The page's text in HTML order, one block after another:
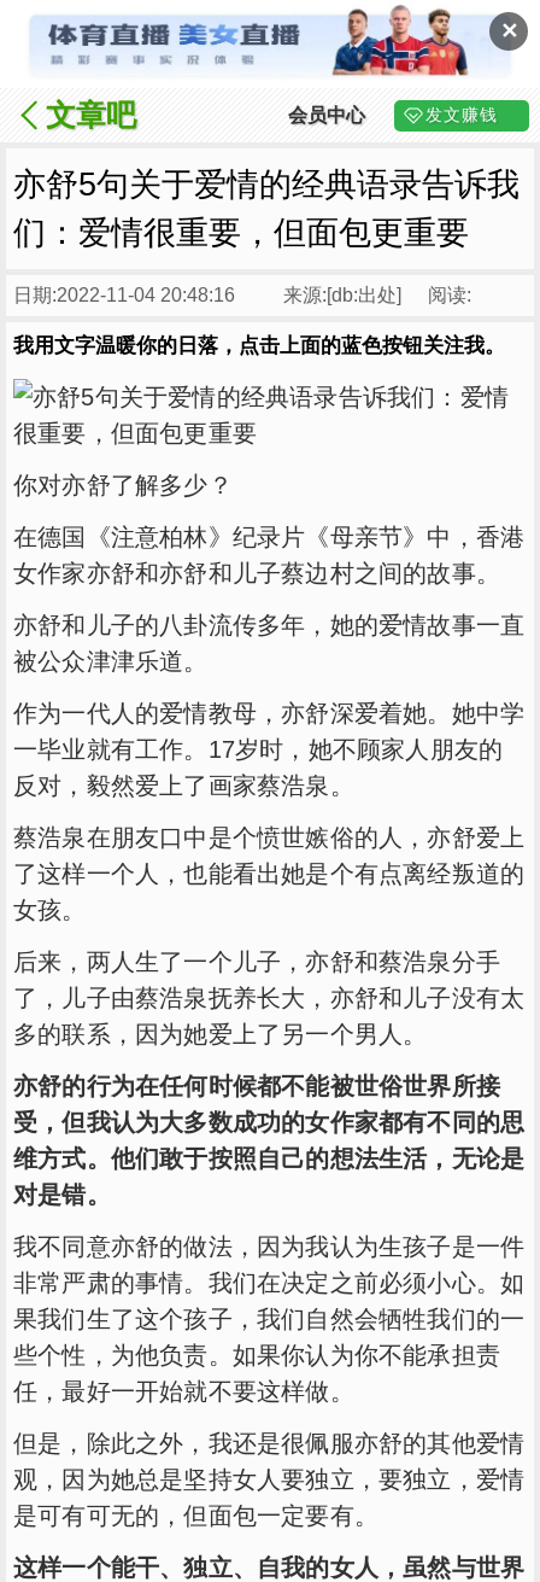
✕
文章吧 会员中心 发文赚钱
亦舒5句关于爱情的经典语录告诉我
们：爱情很重要，但面包更重要
日期:2022-11-04 20:48:16 来源:[db:出处] 阅读:
我用文字温暖你的日落，点击上面的蓝色按钮关注我。
你对亦舒了解多少？
在德国《注意柏林》纪录片《母亲节》中，香港
女作家亦舒和亦舒和儿子蔡边村之间的故事。
亦舒和儿子的八卦流传多年，她的爱情故事一直
被公众津津乐道。
作为一代人的爱情教母，亦舒深爱着她。她中学
一毕业就有工作。17岁时，她不顾家人朋友的
反对，毅然爱上了画家蔡浩泉。
蔡浩泉在朋友口中是个愤世嫉俗的人，亦舒爱上
了这样一个人，也能看出她是个有点离经叛道的
女孩。
后来，两人生了一个儿子，亦舒和蔡浩泉分手
了，儿子由蔡浩泉抚养长大，亦舒和儿子没有太
多的联系，因为她爱上了另一个男人。
亦舒的行为在任何时候都不能被世俗世界所接
受，但我认为大多数成功的女作家都有不同的思
维方式。他们敢于按照自己的想法生活，无论是
对是错。
我不同意亦舒的做法，因为我认为生孩子是一件
非常严肃的事情。我们在决定之前必须小心。如
果我们生了这个孩子，我们自然会牺牲我们的一
些个性，为他负责。如果你认为你不能承担责
任，最好一开始就不要这样做。
但是，除此之外，我还是很佩服亦舒的其他爱情
观，因为她总是坚持女人要独立，要独立，爱情
是可有可无的，但面包一定要有。
这样一个能干、独立、自我的女人，虽然与世界